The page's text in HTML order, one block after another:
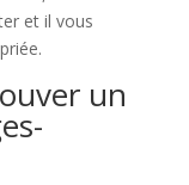
et il vous
un